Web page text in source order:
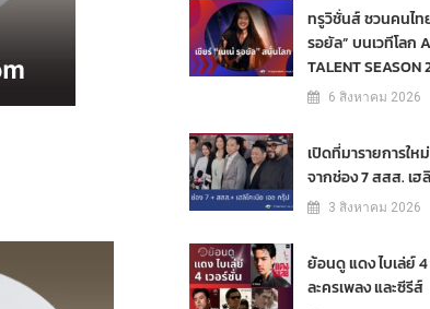
ทรูวิชั่นส์ ชวนคนไท
รอยัล” บนเวทีโลก
TALENT SEASON
6 สิงหาคม 2026
เปิดที่มารายการให
จากช่อง 7 สสส. เฮ
3 สิงหาคม 2026
ย้อนดู แดง ไบเล่ย์
ละครเพลง และซีรีส์